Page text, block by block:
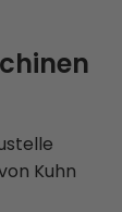
Kuhn